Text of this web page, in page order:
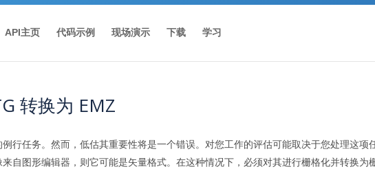
API主页 代码示例 现场演示 下载 学习
转换为 EMZ
行任务。然而，低估其重要性将是一个错误。对您工作的评估可能取决于您处理这
自图形编辑器，则它可能是矢量格式。在这种情况下，必须对其进行栅格化并转换